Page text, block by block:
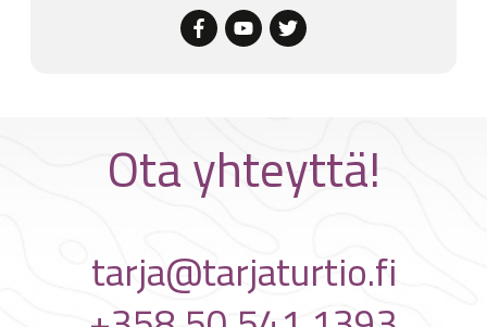
Ota yhteyttä!
tarja@tarjaturtio.fi